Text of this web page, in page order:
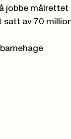
jobbe målrettet
av 70